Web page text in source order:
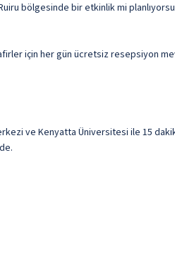
bölgesinde bir etkinlik mi
için her gün ücretsiz resepsiyon
ve Kenyatta Üniversitesi ile 15